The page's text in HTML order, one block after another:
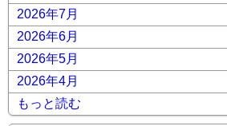
2026年7月
2026年6月
2026年5月
2026年4月
もっと読む